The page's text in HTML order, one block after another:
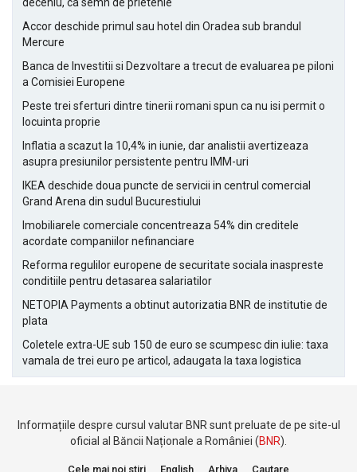
Accor deschide primul sau hotel din Oradea sub brandul
Mercure
Banca de Investitii si Dezvoltare a trecut de evaluarea pe piloni
a Comisiei Europene
Peste trei sferturi dintre tinerii romani spun ca nu isi permit o
locuinta proprie
Inflatia a scazut la 10,4% in iunie, dar analistii avertizeaza
asupra presiunilor persistente pentru IMM-uri
IKEA deschide doua puncte de servicii in centrul comercial
Grand Arena din sudul Bucurestiului
Imobiliarele comerciale concentreaza 54% din creditele
acordate companiilor nefinanciare
Reforma regulilor europene de securitate sociala inaspreste
conditiile pentru detasarea salariatilor
NETOPIA Payments a obtinut autorizatia BNR de institutie de
plata
Coletele extra-UE sub 150 de euro se scumpesc din iulie: taxa
vamala de trei euro pe articol, adaugata la taxa logistica
Informațiile despre cursul valutar BNR sunt preluate de pe site-ul
oficial al Băncii Naționale a României (BNR).
Cele mai noi stiri English Arhiva Cautare